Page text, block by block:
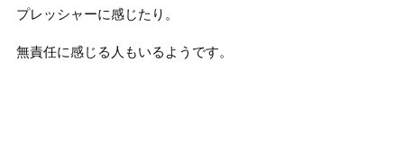
プレッシャーに感じたり。
無責任に感じる人もいるようです。